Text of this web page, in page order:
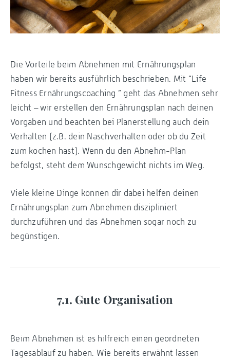
Die Vorteile beim Abnehmen mit Ernährungsplan
haben wir bereits ausführlich beschrieben. Mit “Life
Fitness Ernährungscoaching ” geht das Abnehmen sehr
leicht – wir erstellen den Ernährungsplan nach deinen
Vorgaben und beachten bei Planerstellung auch dein
Verhalten (z.B. dein Naschverhalten oder ob du Zeit
zum kochen hast). Wenn du den Abnehm-Plan
befolgst, steht dem Wunschgewicht nichts im Weg.
Viele kleine Dinge können dir dabei helfen deinen
Ernährungsplan zum Abnehmen diszipliniert
durchzuführen und das Abnehmen sogar noch zu
begünstigen.
7.1. Gute Organisation
Beim Abnehmen ist es hilfreich einen geordneten
Tagesablauf zu haben. Wie bereits erwähnt lassen